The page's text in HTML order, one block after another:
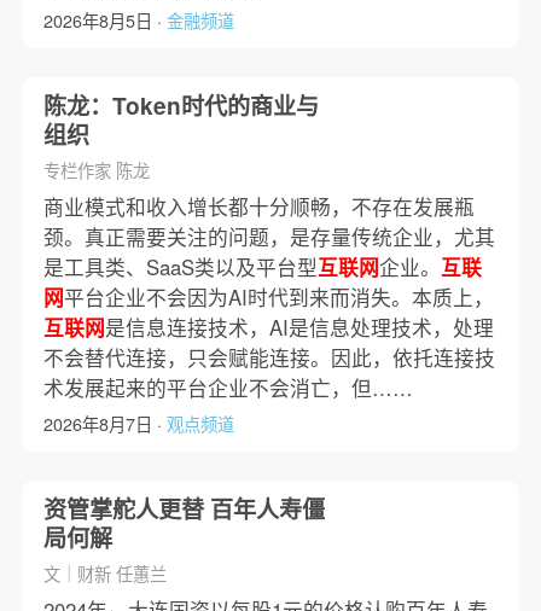
2026年8月5日 · 金融频道
陈龙：Token时代的商业与
组织
专栏作家 陈龙
商业模式和收入增长都十分顺畅，不存在发展瓶
颈。真正需要关注的问题，是存量传统企业，尤其
是工具类、SaaS类以及平台型互联网企业。 互联
网平台企业不会因为AI时代到来而消失。本质上，
互联网是信息连接技术，AI是信息处理技术，处理
不会替代连接，只会赋能连接。因此，依托连接技
术发展起来的平台企业不会消亡，但……
2026年8月7日 · 观点频道
资管掌舵人更替 百年人寿僵
局何解
文｜财新 任蕙兰